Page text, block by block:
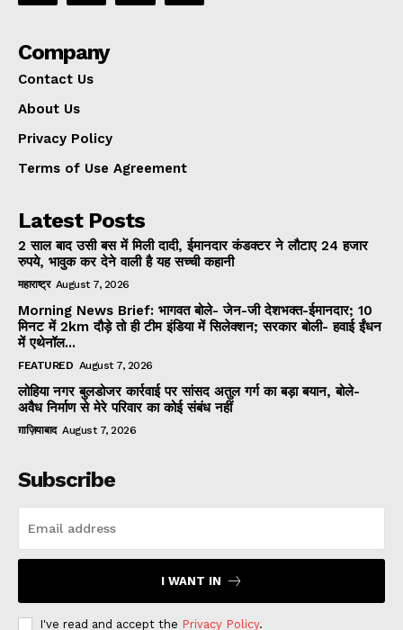
Company
Contact Us
About Us
Privacy Policy
Terms of Use Agreement
Latest Posts
2 साल बाद उसी बस में मिली दादी, ईमानदार कंडक्टर ने लौटाए 24 हजार
रुपये, भावुक कर देने वाली है यह सच्ची कहानी
महाराष्ट्र August 7, 2026
Morning News Brief: भागवत बोले- जेन-जी देशभक्त-ईमानदार; 10
मिनट में 2km दौड़े तो ही टीम इंडिया में सिलेक्शन; सरकार बोली- हवाई ईंधन
में एथेनॉल...
FEATURED August 7, 2026
लोहिया नगर बुलडोजर कार्रवाई पर सांसद अतुल गर्ग का बड़ा बयान, बोले-
अवैध निर्माण से मेरे परिवार का कोई संबंध नहीं
ग़ाज़ियाबाद August 7, 2026
Subscribe
I WANT IN
I've read and accept the Privacy Policy.